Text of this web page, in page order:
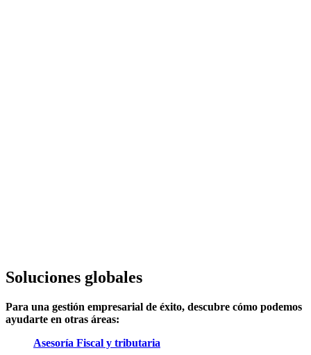
Soluciones globales
Para una gestión empresarial de éxito, descubre cómo podemos
ayudarte en otras áreas:
Asesoría Fiscal y tributaria